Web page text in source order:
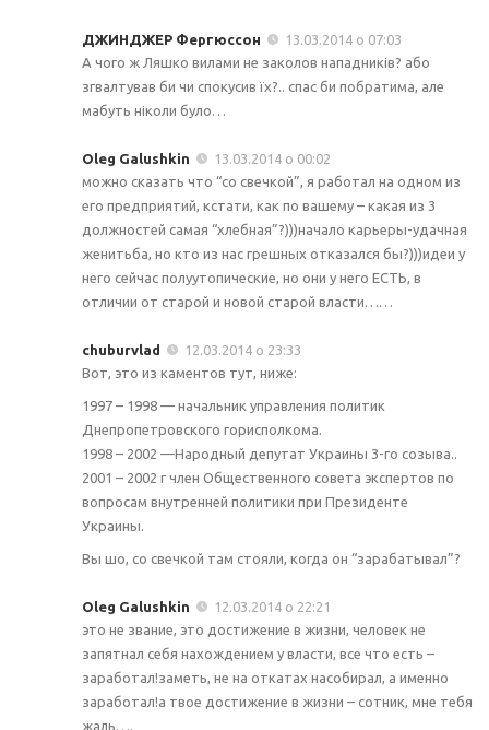
ДЖИНДЖЕР Фергюссон
13.03.2014 о 07:03
А чого ж Ляшко вилами не заколов нападників? або
згвалтував би чи спокусив їх?.. спас би побратима, але
мабуть ніколи було…
Oleg Galushkin
13.03.2014 о 00:02
можно сказать что “со свечкой”, я работал на одном из
его предприятий, кстати, как по вашему – какая из 3
должностей самая “хлебная”?)))начало карьеры-удачная
женитьба, но кто из нас грешных отказался бы?)))идеи у
него сейчас полуутопические, но они у него ЕСТЬ, в
отличии от старой и новой старой власти……
chuburvlad
12.03.2014 о 23:33
Вот, это из каментов тут, ниже:
1997 – 1998 — начальник управления политик
Днепропетровского горисполкома.
1998 – 2002 —Народный депутат Украины 3-го созыва..
2001 – 2002 г член Общественного совета экспертов по
вопросам внутренней политики при Президенте
Украины.
Вы шо, со свечкой там стояли, когда он “зарабатывал”?
Oleg Galushkin
12.03.2014 о 22:21
это не звание, это достижение в жизни, человек не
запятнал себя нахождением у власти, все что есть –
заработал!заметь, не на откатах насобирал, а именно
заработал!а твое достижение в жизни – сотник, мне тебя
жаль….